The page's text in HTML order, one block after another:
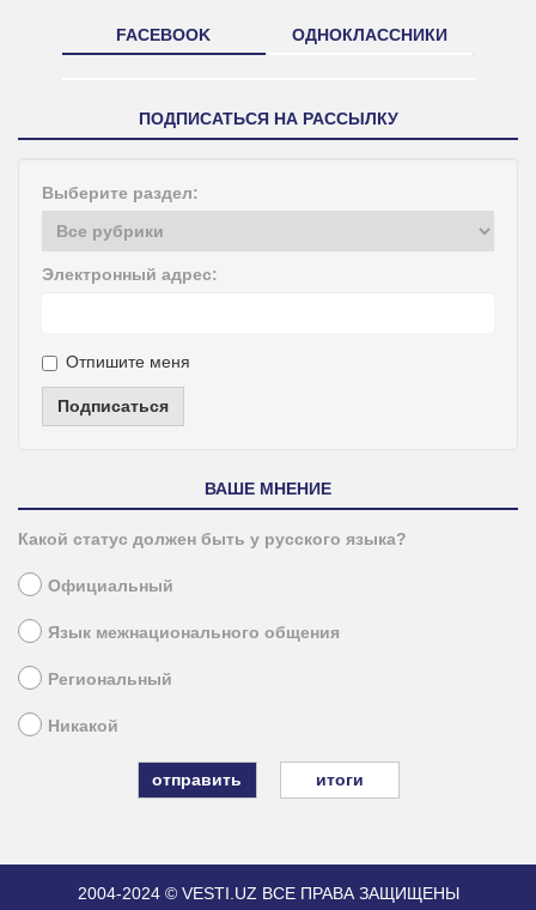
FACEBOOK ОДНОКЛАССНИКИ
ПОДПИСАТЬСЯ НА РАССЫЛКУ
Выберите раздел:
Электронный адрес:
Отпишите меня
Подписаться
ВАШЕ МНЕНИЕ
Какой статус должен быть у русского языка?
Официальный
Язык межнационального общения
Региональный
Никакой
итоги
2004-2024 © VESTI.UZ ВСЕ ПРАВА ЗАЩИЩЕНЫ